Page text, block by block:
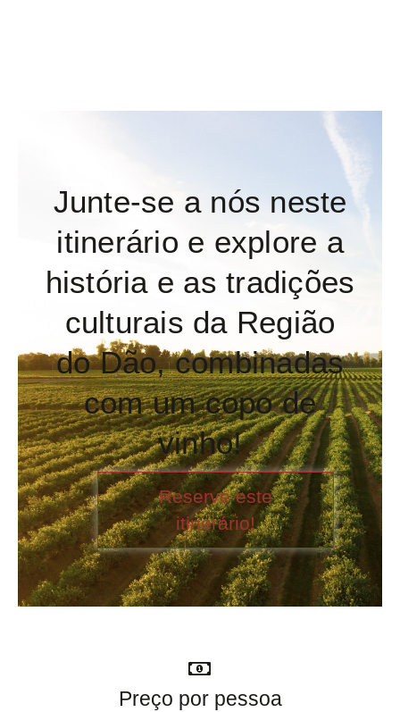
Junte-se a nós neste
itinerário e explore a
história e as tradições
culturais da Região
do Dão, combinadas
com um copo de
vinho!
Reserve este
itinerário!
Preço por pessoa